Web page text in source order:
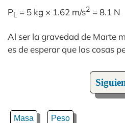
PL = 5 kg × 1.62 m/s2 = 8.1 N
Al ser la gravedad de Marte
es de esperar que las cosas
Masa Peso